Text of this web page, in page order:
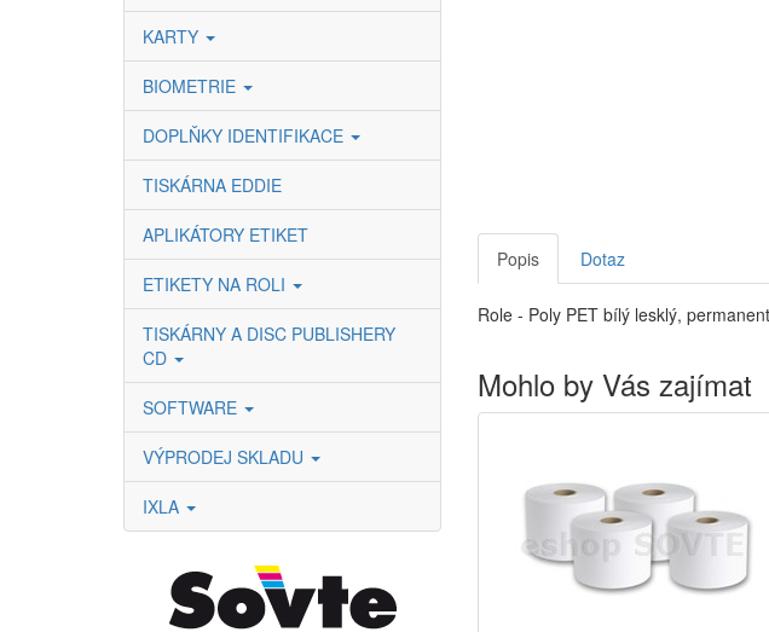
KARTY
BIOMETRIE
DOPLŇKY IDENTIFIKACE
TISKÁRNA EDDIE
APLIKÁTORY ETIKET
ETIKETY NA ROLI
TISKÁRNY A DISC PUBLISHERY
CD
SOFTWARE
VÝPRODEJ SKLADU
IXLA
Popis Dotaz
Role - Poly PET bílý lesklý,
Mohlo by Vás zajímat